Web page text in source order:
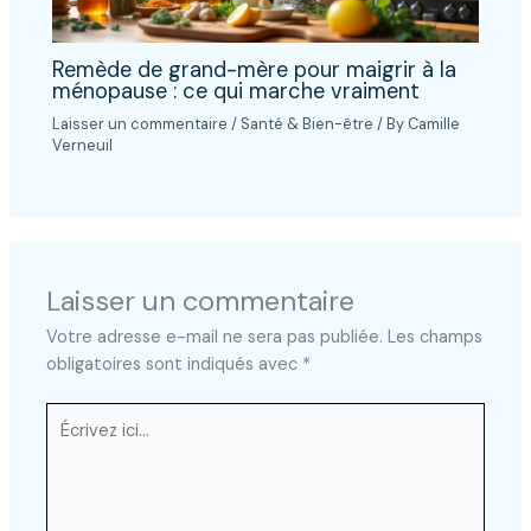
Remède de grand-mère pour maigrir à la
ménopause : ce qui marche vraiment
Laisser un commentaire / Santé & Bien-être / By Camille
Verneuil
Laisser un commentaire
Votre adresse e-mail ne sera pas publiée. Les champs
obligatoires sont indiqués avec *
Écrivez
ici…